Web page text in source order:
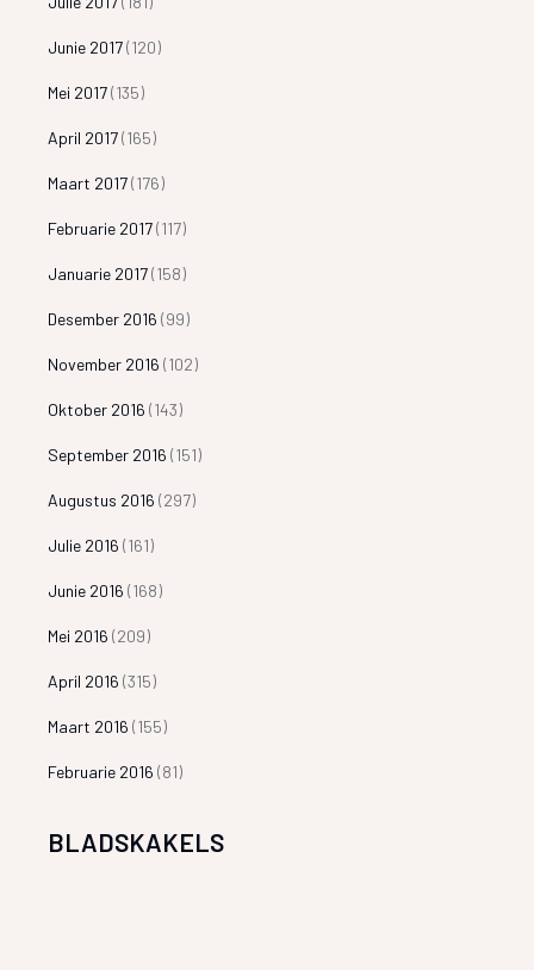
Junie 2017(120)
Mei 2017(135)
April 2017(165)
Maart 2017(176)
Februarie 2017(117)
Januarie 2017(158)
Desember 2016 (99)
November 2016 (102)
Oktober 2016 (143)
September 2016 (151)
Augustus 2016 (297)
Julie 2016 (161)
Junie 2016 (168)
Mei 2016 (209)
April 2016 (315)
Maart 2016 (155)
Februarie 2016 (81)
BLADSKAKELS